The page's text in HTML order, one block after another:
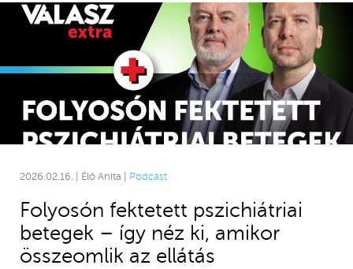
2026.02.16. | Élő Anita | Podcast
Folyosón fektetett pszichiátriai
betegek – így néz ki, amikor
összeomlik az ellátás